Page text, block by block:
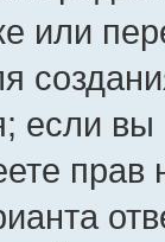
или
если
прав